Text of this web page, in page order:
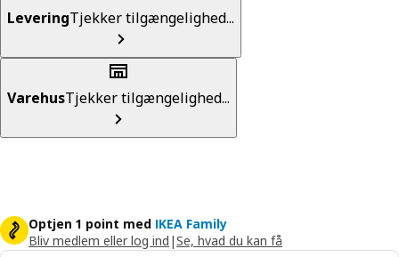
LeveringTjekker tilgængelighed...
VarehusTjekker tilgængelighed...
Optjen 1 point med IKEA Family
Bliv medlem eller log ind |Se, hvad du kan få